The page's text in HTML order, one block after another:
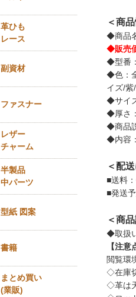
＜商
◆商品
◆販売
◆型番
◆色：
イズ/紫
◆サイ
◆厚さ
◆商品
◆内容
＜配
■送料
■発送
＜商
◆取扱
【注意
閲覧環
◇在庫
◇革は
革ひも
レース
副資材
ファスナー
レザー
チャーム
半製品
中パーツ
型紙 図案
書籍
まとめ買い
(業販)